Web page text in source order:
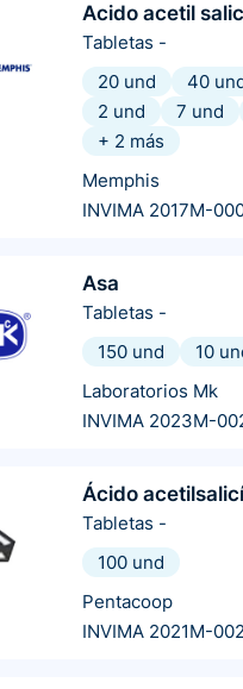
Acido acetil
Tabletas -
20 und
40
2 und
7 und
+ 2 más
Memphis
INVIMA 2017M-
Asa
Tabletas -
150 und
10
Laboratorios Mk
INVIMA 2023M-
Ácido
Tabletas -
100 und
Pentacoop
INVIMA 2021M-